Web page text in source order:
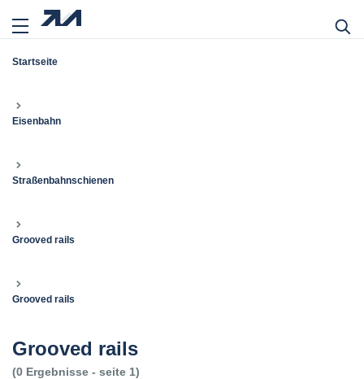
Startseite
Eisenbahn
Straßenbahnschienen
Grooved rails
Grooved rails
Grooved rails
(0 Ergebnisse - seite 1)